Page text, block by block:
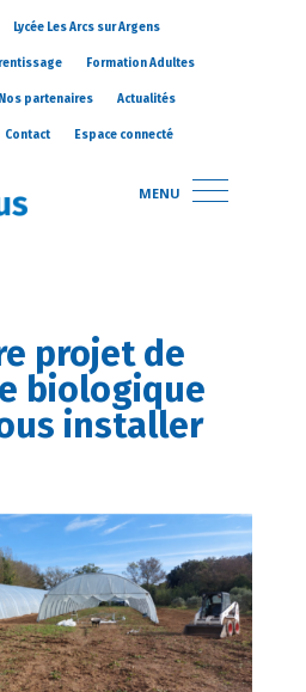
Lycée Les Arcs sur Argens
Formation Adultes
Nos partenaires Actualités
Contact Espace connecté
MENU
projet de
biologique
installer